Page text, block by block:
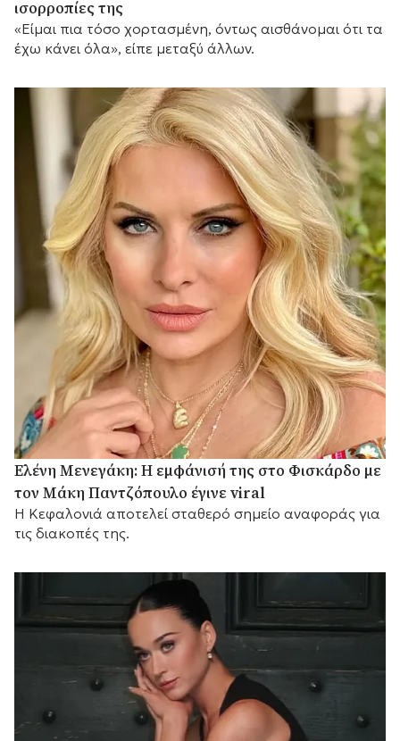
ισορροπίες της
«Είμαι πια τόσο χορτασμένη, όντως αισθάνομαι ότι τα
έχω κάνει όλα», είπε μεταξύ άλλων.
Ελένη Μενεγάκη: Η εμφάνισή της στο Φισκάρδο με
τον Μάκη Παντζόπουλο έγινε viral
Η Κεφαλονιά αποτελεί σταθερό σημείο αναφοράς για
τις διακοπές της.